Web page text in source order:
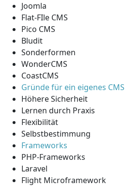
Joomla
Flat-FIle CMS
Pico CMS
Bludit
Sonderformen
WonderCMS
CoastCMS
Gründe für ein eigenes CMS
Höhere Sicherheit
Lernen durch Praxis
Flexibilität
Selbstbestimmung
Frameworks
PHP-Frameworks
Laravel
Flight Microframework